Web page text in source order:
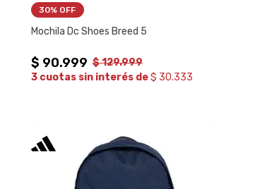
30% OFF
Mochila Dc Shoes Breed 5
$ 90.999 $129.999
3 cuotas sin interés de$ 30.333